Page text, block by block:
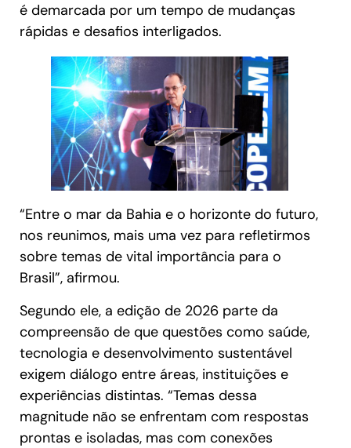
é demarcada por um tempo de mudanças
rápidas e desafios interligados.
“Entre o mar da Bahia e o horizonte do futuro,
nos reunimos, mais uma vez para refletirmos
sobre temas de vital importância para o
Brasil”, afirmou.
Segundo ele, a edição de 2026 parte da
compreensão de que questões como saúde,
tecnologia e desenvolvimento sustentável
exigem diálogo entre áreas, instituições e
experiências distintas. “Temas dessa
magnitude não se enfrentam com respostas
prontas e isoladas, mas com conexões